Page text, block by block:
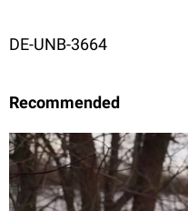
DE-UNB-3664
Recommended